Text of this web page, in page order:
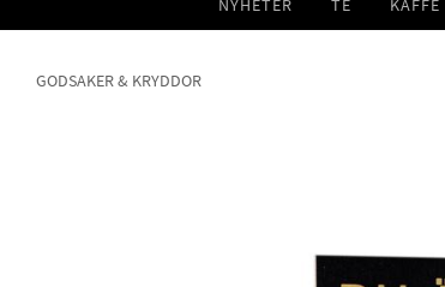
NYHETER TE KAFFE
GODSAKER & KRYDDOR